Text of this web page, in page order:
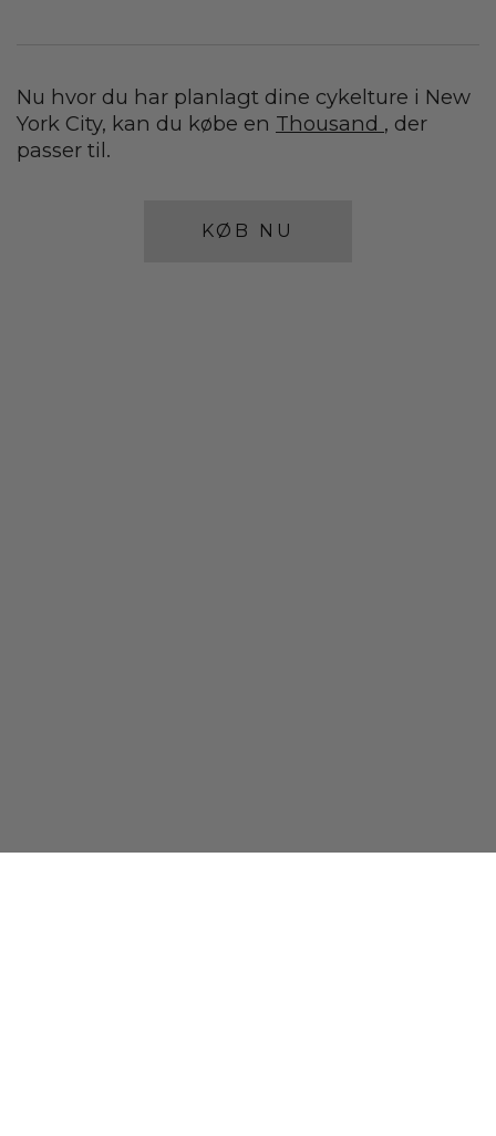
Nu hvor du har planlagt dine cykelture i New
York City, kan du købe en Thousand , der
passer til.
KØB NU